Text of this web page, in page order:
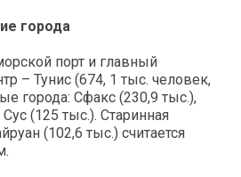
города
порт и главный
– Тунис (674, 1 тыс. человек,
города: Сфакс (230,9 тыс.),
(125 тыс.). Старинная
(102,6 тыс.) считается